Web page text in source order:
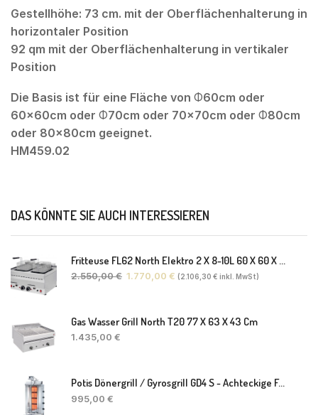
Gestellhöhe: 73 cm. mit der Oberflächenhalterung in
horizontaler Position
92 qm mit der Oberflächenhalterung in vertikaler
Position
Die Basis ist für eine Fläche von Φ60cm oder
60x60cm oder Φ70cm oder 70x70cm oder Φ80cm
oder 80x80cm geeignet.
HM459.02
DAS KÖNNTE SIE AUCH INTERESSIEREN
Fritteuse FL62 North Elektro 2 X 8-10L 60 X 60 X 30(38) Cm
2.550,00€ 1.770,00 € (2.106,30 € inkl. MwSt)
Gas Wasser Grill North T20 77 X 63 X 43 Cm
1.435,00 €
Potis Dönergrill / Gyrosgrill GD4 S - Achteckige Fettwanne-Ohne Schaufel
995,00 €